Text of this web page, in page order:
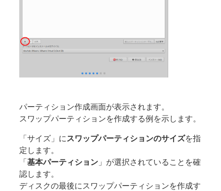
パーティション作成画面が表示されます。
スワップパーティションを作成する例を示します。
「サイズ」に スワップパーティションのサイズを指
定します。
「 基本パーティション 」が選択されていることを確
認します。
ディスクの最後にスワップパーティションを作成す